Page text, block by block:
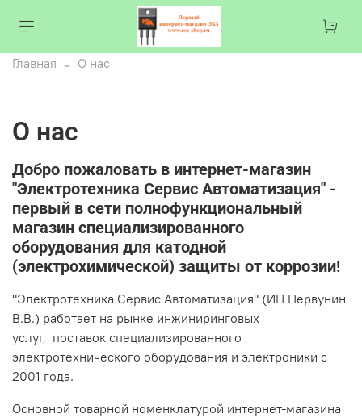
Главная О нас
О нас
Добро пожаловать в интернет-магазин
"Электротехника Сервис Автоматизация" -
первый в сети полнофункциональный
магазин специализированного
оборудования для катодной
(электрохимической) защиты от коррозии!
"Электротехника Сервис Автоматизация" (ИП Первунин
В.В.) работает на рынке инжиниринговых
услуг, поставок специализированного
электротехнического оборудования и электроники с
2001 года.
Основной товарной номенклатурой интернет-магазина